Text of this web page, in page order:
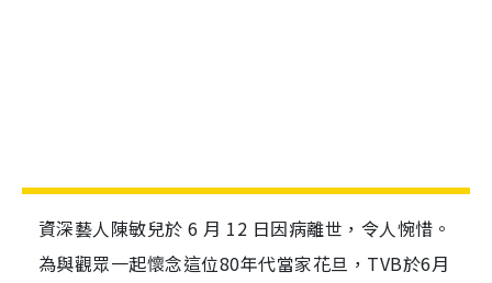
資深藝人陳敏兒於 6 月 12 日因病離世，令人惋惜。
為與觀眾一起懷念這位80年代當家花旦，TVB於6月